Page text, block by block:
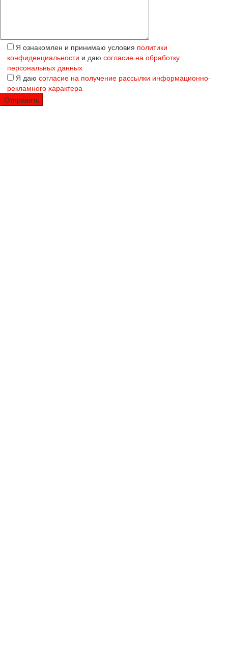
Я ознакомлен и принимаю условия политики
конфиденциальности и даю согласие на обработку
персональных данных
Я даю согласие на получение рассылки информационно-
рекламного характера